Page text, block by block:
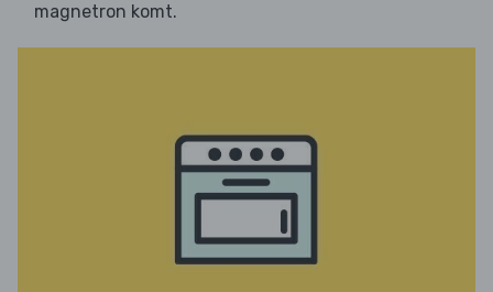
magnetron komt.